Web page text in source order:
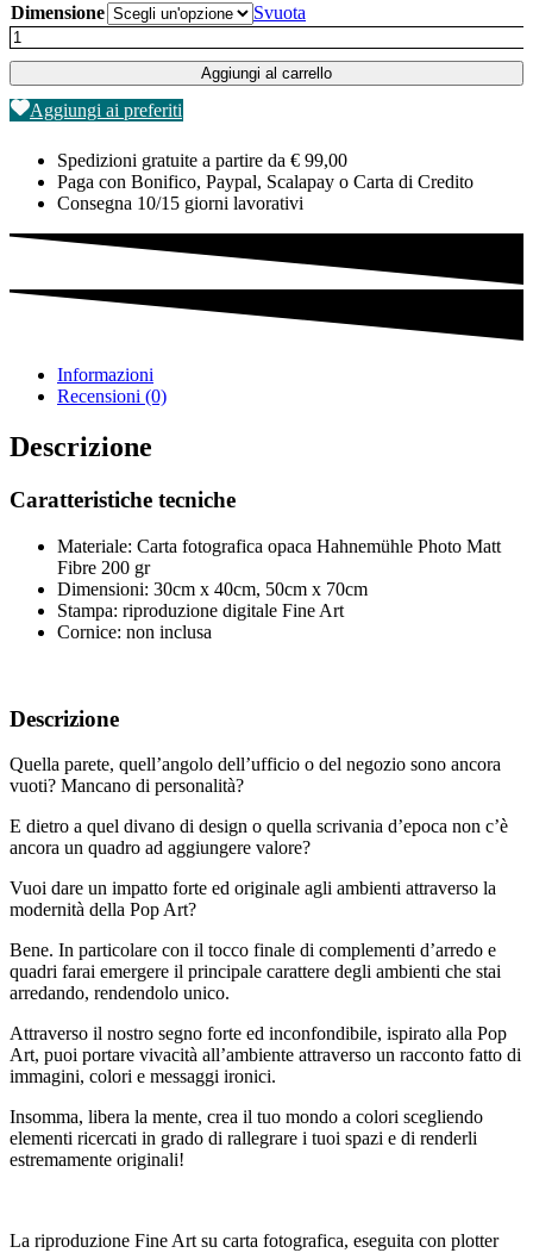
€97,00
Dimensione
Svuota
Set
Cameretta
–
Everyday
Life
Aggiungi al carrello
Aggiungi ai preferiti
Spedizioni gratuite a partire da € 99,00
Paga con Bonifico, Paypal, Scalapay o Carta di Credito
Consegna 10/15 giorni lavorativi
Informazioni
Recensioni (0)
Descrizione
Caratteristiche tecniche
Materiale: Carta fotografica opaca Hahnemühle Photo Matt
Fibre 200 gr
Dimensioni: 30cm x 40cm, 50cm x 70cm
Stampa: riproduzione digitale Fine Art
Cornice: non inclusa
Descrizione
Quella parete, quell’angolo dell’ufficio o del negozio sono ancora
vuoti? Mancano di personalità?
E dietro a quel divano di design o quella scrivania d’epoca non c’è
ancora un quadro ad aggiungere valore?
Vuoi dare un impatto forte ed originale agli ambienti attraverso la
modernità della Pop Art?
Bene. In particolare con il tocco finale di complementi d’arredo e
quadri farai emergere il principale carattere degli ambienti che stai
arredando, rendendolo unico.
Attraverso il nostro segno forte ed inconfondibile, ispirato alla Pop
Art, puoi portare vivacità all’ambiente attraverso un racconto fatto di
immagini, colori e messaggi ironici.
Insomma, libera la mente, crea il tuo mondo a colori scegliendo
elementi ricercati in grado di rallegrare i tuoi spazi e di renderli
estremamente originali!
La riproduzione Fine Art su carta fotografica, eseguita con plotter